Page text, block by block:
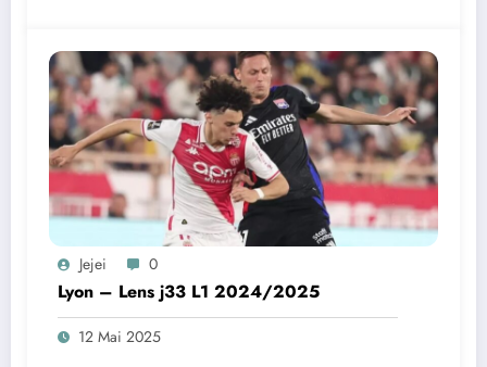
Jejei 0
Lyon – Lens j33 L1 2024/2025
12 Mai 2025